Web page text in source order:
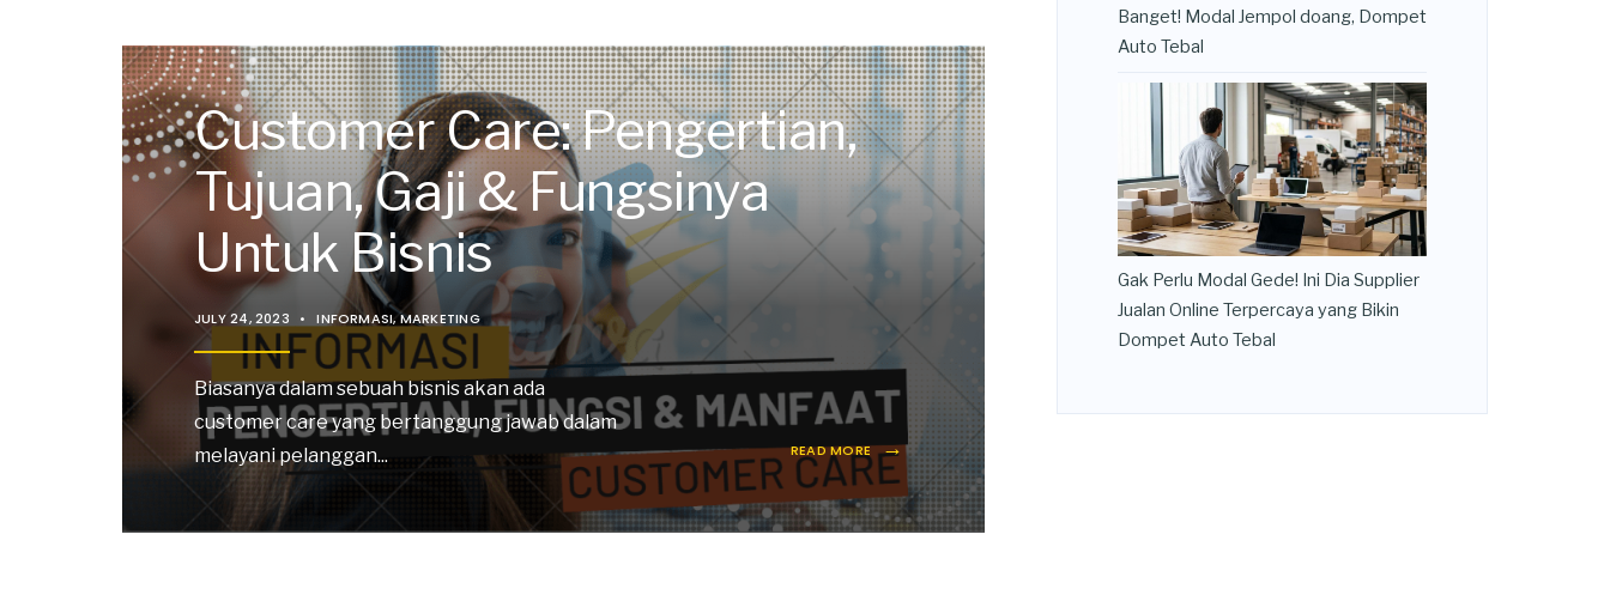
Customer Care: Pengertian,
Tujuan, Gaji & Fungsinya
Untuk Bisnis
JULY 24, 2023 • INFORMASI,MARKETING
Biasanya dalam sebuah bisnis akan ada
customer care yang bertanggung jawab dalam
melayani pelanggan... READ MORE →
Banget! Modal Jempol doang, Dompet
Auto Tebal
Gak Perlu Modal Gede! Ini Dia Supplier
Jualan Online Terpercaya yang Bikin
Dompet Auto Tebal